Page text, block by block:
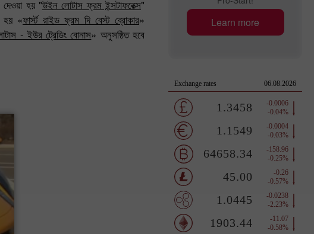
হয় "উইন লোটাস ফ্রম ইন্সটাফরেক্স"
হয় «ফার্স্ট রাইড ফ্রম দি বেস্ট ব্রোকার»
- ইউর ট্রেডিং বোনাস» অনুসষ্ঠিত হবে
Learn more